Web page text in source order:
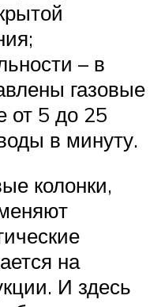
– в
газовые
от 5 до 25
в минуту.
колонки,
на
И здесь